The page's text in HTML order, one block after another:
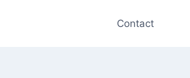
Contact